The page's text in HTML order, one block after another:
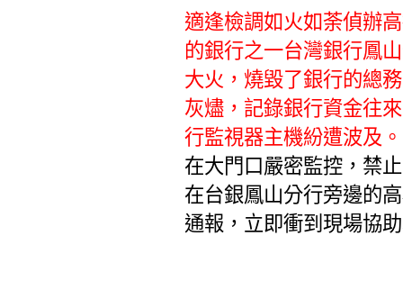
適逢檢調如火如荼偵辦
的銀行之一台灣銀行鳳
大火，燒毀了銀行的總
灰燼，記錄銀行資金往
行監視器主機紛遭波及。
在大門口嚴密監控，禁
在台銀鳳山分行旁邊的
通報，立即衝到現場協